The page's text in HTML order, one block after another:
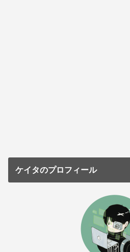
ケイタのプロフィール